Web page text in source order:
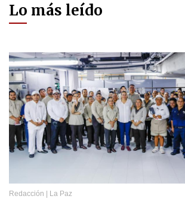
Lo más leído
Redacción La Paz